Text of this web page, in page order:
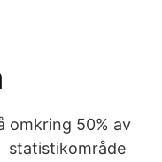
omkring 50% av
statistikområde